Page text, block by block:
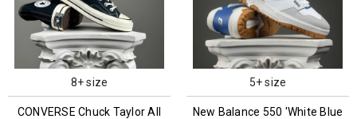
8+ size
CONVERSE Chuck Taylor All
5+ size
New Balance 550 'White Blue